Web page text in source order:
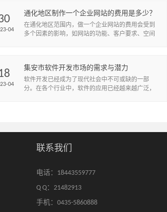
04
通化地区制作一个企业网站的费用是多少？
在通化地区范围内，做一个企业网站的费用会受到
多个因素的影响，如网站的功能、客户要求、空间
04
集安市软件开发市场的需求与潜力
软件开发已经成为了现代社会中不可或缺的一部
分。在各个行业中，软件的应用已经越来越广泛，
联系我们
电话：18443559777
Q Q：21482913
手机：0435-5860888